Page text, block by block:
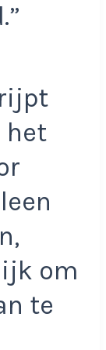
het
om
te